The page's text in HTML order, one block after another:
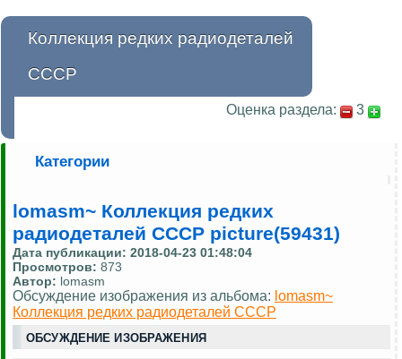
Коллекция редких радиодеталей
СССР
Оценка раздела: 3
Категории
lomasm~ Коллекция редких
радиодеталей СССР picture(59431)
Дата публикации: 2018-04-23 01:48:04
Просмотров: 873
Автор: lomasm
Обсуждение изображения из альбома: lomasm~
Коллекция редких радиодеталей СССР
ОБСУЖДЕНИЕ ИЗОБРАЖЕНИЯ